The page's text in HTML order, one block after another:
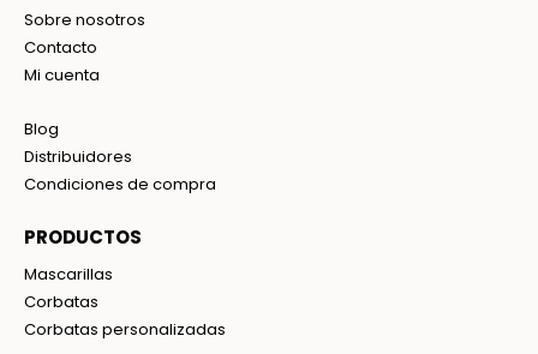
Sobre nosotros
Contacto
Mi cuenta
Blog
Distribuidores
Condiciones de compra
PRODUCTOS
Mascarillas
Corbatas
Corbatas personalizadas